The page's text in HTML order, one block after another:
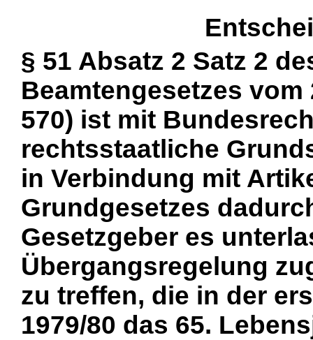
§ 51 Absatz 2 Satz 2
Beamtengesetzes vom
570) ist mit
rechtsstaatliche
in Verbindung mit
Grundgesetzes
Gesetzgeber es
Übergangsregelung
zu treffen, die in der
1979/80 das 65.